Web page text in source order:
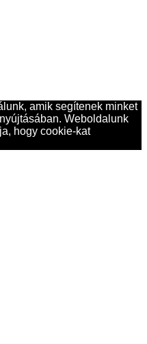
amik segítenek minket
Weboldalunk
hogy cookie-kat